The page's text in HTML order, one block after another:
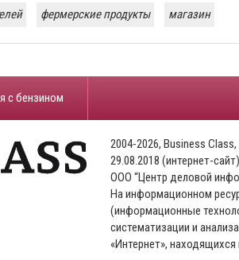
фермерские продукты магазин
с бензином
2004-2026, Business Class,
29.08.2018 (интернет-
ООО “Центр деловой
На информационном
(информационные
систематизации и
«Интернет»,